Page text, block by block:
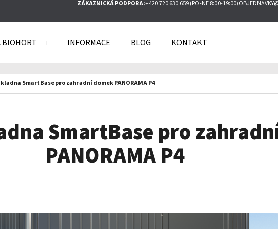
ZÁKAZNICKÁ PODPORA:+420 720 630 659 (PO-NE 8:00-19:00)
BIOHORT INFORMACE BLOG KONTAKT
SmartBase pro zahradní domek PANORAMA P4
SmartBase pro
PANORAMA P4
DOPORUČUJEME